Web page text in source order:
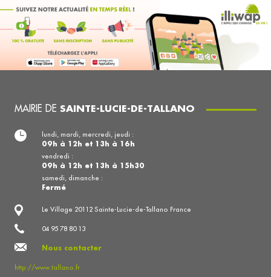
MAIRIE DE SAINTE-LUCIE-DE-TALLANO
Le Village 20112 Sainte-Lucie-de-Tallano France
04 95 78 80 13
Nous contacter
http://www.tallano.fr
lundi, mardi, mercredi, jeudi :
09h à 12h et 13h à 16h
vendredi :
09h à 12h et 13h à 15h30
samedi, dimanche :
Fermé